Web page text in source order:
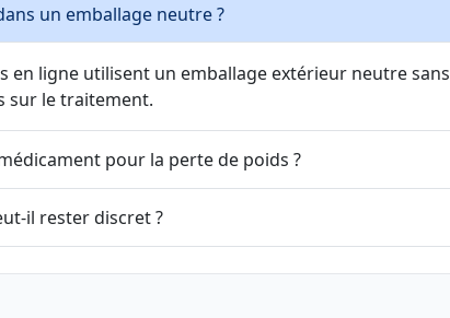
un emballage neutre ?
en ligne utilisent un emballage extérieur neutre sans
sur le traitement.
pour la perte de poids ?
il rester discret ?